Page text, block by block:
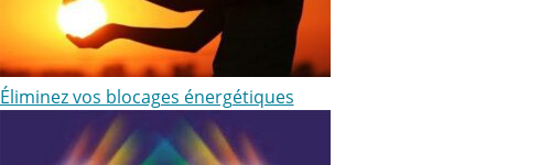
Éliminez vos blocages énergétiques